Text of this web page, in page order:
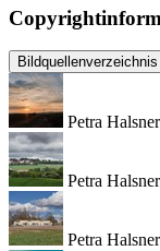
Bildquellenverzeichnis
Petra Halsner
Petra Halsner
Petra Halsner